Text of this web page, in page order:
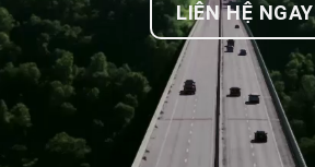
LIÊN HỆ NGAY